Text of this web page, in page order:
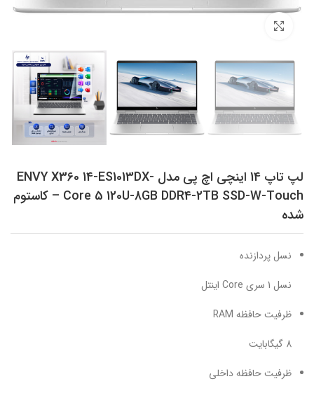
لپ تاپ 14 اینچی اچ‌ پی مدل ENVY X360 14-ES1013DX-
Core 5 120U-8GB DDR4-2TB SSD-W-Touch – کاستوم
شده
نسل پردازنده
نسل 1 سری Core اینتل
ظرفیت حافظه RAM
8 گیگابایت
ظرفیت حافظه داخلی